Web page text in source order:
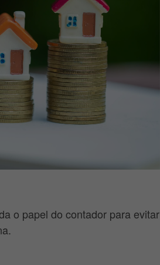
o papel do contador para evitar